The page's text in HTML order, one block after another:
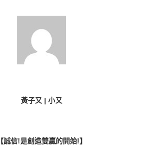
黃子又 | 小又
【誠信!是創造雙贏的開始!】